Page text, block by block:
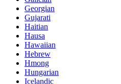
Georgian
Gujarati
Haitian
Hausa
Hawaiian
Hebrew
Hmong
Hungarian
Icelandic